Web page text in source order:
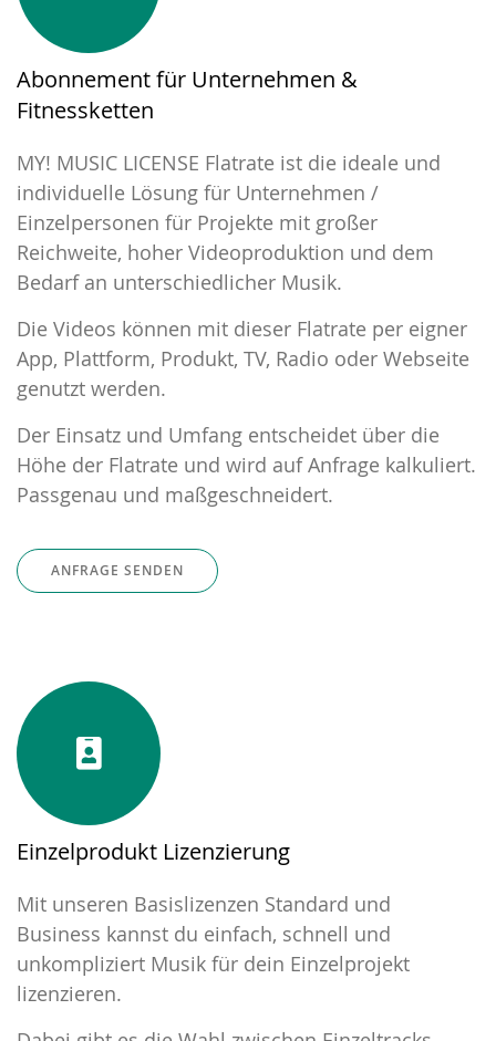
Abonnement für Unternehmen &
Fitnessketten
MY! MUSIC LICENSE Flatrate ist die ideale und
individuelle Lösung für Unternehmen /
Einzelpersonen für Projekte mit großer
Reichweite, hoher Videoproduktion und dem
Bedarf an unterschiedlicher Musik.
Die Videos können mit dieser Flatrate per eigner
App, Plattform, Produkt, TV, Radio oder Webseite
genutzt werden.
Der Einsatz und Umfang entscheidet über die
Höhe der Flatrate und wird auf Anfrage kalkuliert.
Passgenau und maßgeschneidert.
ANFRAGE SENDEN
Einzelprodukt Lizenzierung
Mit unseren Basislizenzen Standard und
Business kannst du einfach, schnell und
unkompliziert Musik für dein Einzelprojekt
lizenzieren.